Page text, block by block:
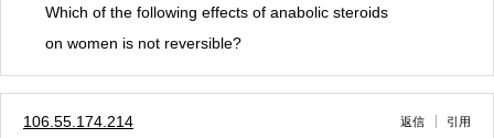
Which of the following effects of anabolic steroids
on women is not reversible?
106.55.174.214 返信 引用